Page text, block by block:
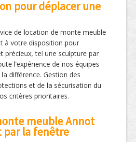
pour déplacer une
de location de monte meuble
à votre disposition pour
précieux, tel une sculpture par
l’expérience de nos équipes
différence. Gestion des
et de la sécurisation du
critères prioritaires.
meuble Annot
par la fenêtre